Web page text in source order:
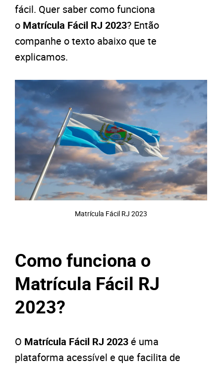
fácil. Quer saber como funciona
o Matrícula Fácil RJ 2023? Então
companhe o texto abaixo que te
explicamos.
Matrícula Fácil RJ 2023
Como funciona o
Matrícula Fácil RJ
2023?
O Matrícula Fácil RJ 2023 é uma
plataforma acessível e que facilita de